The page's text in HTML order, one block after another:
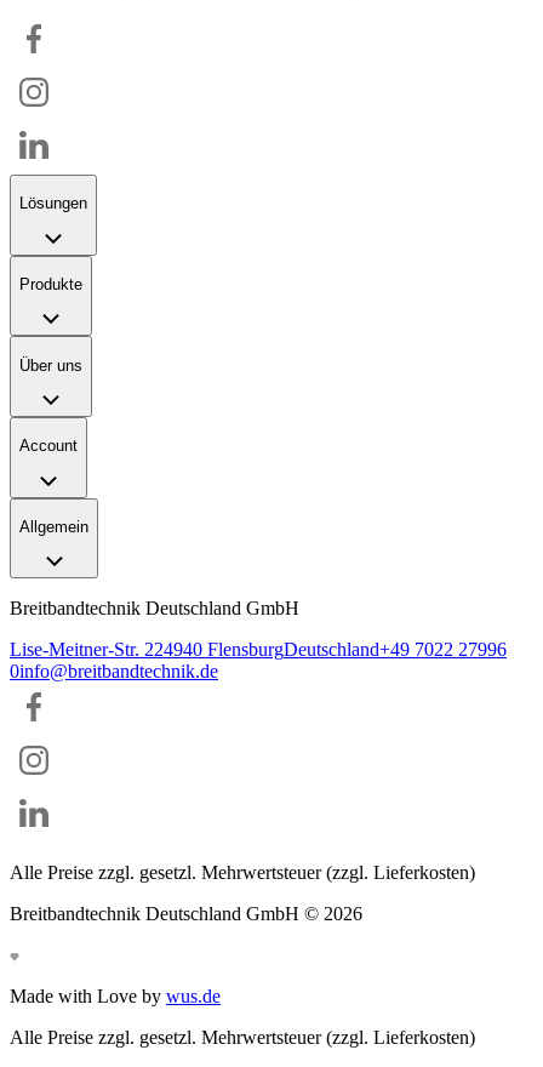
Lösungen
Produkte
Über uns
Account
Allgemein
Breitbandtechnik Deutschland GmbH
Lise-Meitner-Str. 224940 FlensburgDeutschland+49 7022 27996
0info@breitbandtechnik.de
Alle Preise zzgl. gesetzl. Mehrwertsteuer (zzgl. Lieferkosten)
Breitbandtechnik Deutschland GmbH © 2026
Made with Love by wus.de
Alle Preise zzgl. gesetzl. Mehrwertsteuer (zzgl. Lieferkosten)